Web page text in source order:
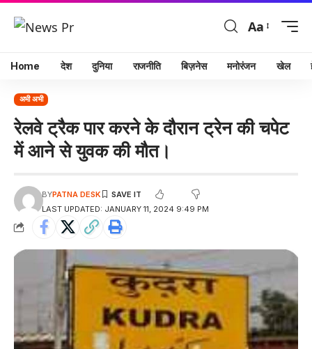
Aa
Home देश दुनिया राजनीति बिज़नेस मनोरंजन खेल
अभी अभी
रेलवे ट्रैक पार करने के दौरान ट्रेन की चपेट
में आने से युवक की मौत।
LAST UPDATED: JANUARY 11, 2024 9:49 PM
BYPATNA DESK